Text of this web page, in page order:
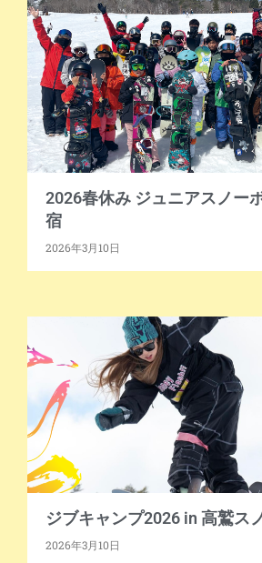
2026春休み ジュニアスノー
宿
2026年3月10日
ジブキャンプ2026 in 高鷲ス
2026年3月10日